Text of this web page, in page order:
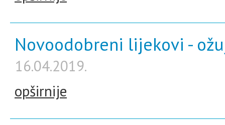
Novoodobreni lijekovi -
16.04.2019.
opširnije